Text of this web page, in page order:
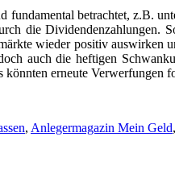
fundamental betrachtet, z.B.
die
wieder positiv auswirken
auch die heftigen
erneute Verwerfungen
, Anlegermagazin Mein Geld,